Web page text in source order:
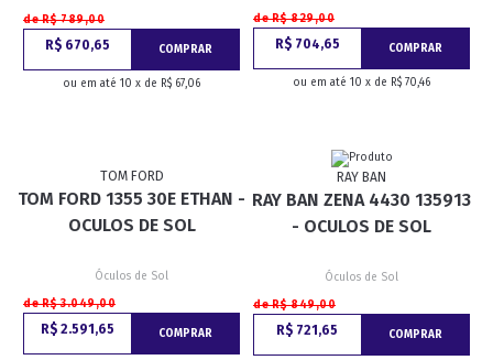
de R$ 789,00
R$ 670,65 COMPRAR
ou em até 10 x de R$ 67,06
de R$ 829,00
R$ 704,65 COMPRAR
ou em até 10 x de R$ 70,46
TOM FORD
TOM FORD 1355 30E ETHAN -
OCULOS DE SOL
Óculos de Sol
de R$ 3.049,00
R$ 2.591,65 COMPRAR
RAY BAN
RAY BAN ZENA 4430 135913
- OCULOS DE SOL
Óculos de Sol
de R$ 849,00
R$ 721,65 COMPRAR